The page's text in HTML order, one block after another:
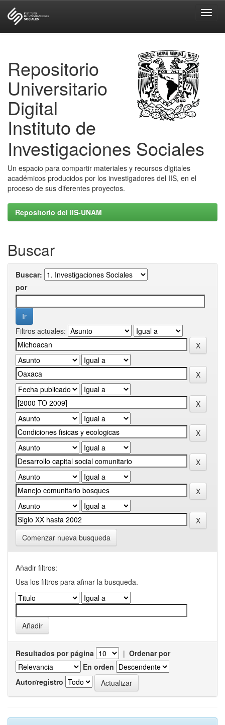
Repositorio
Universitario
Digital
Instituto de
Investigaciones Sociales
Un espacio para compartir materiales y recursos digitales
académicos producidos por los investigadores del IIS, en el
proceso de sus diferentes proyectos.
Repositorio del IIS-UNAM
Buscar
Buscar:
por
Filtros actuales:
Comenzar nueva busqueda
Añadir filtros:
Usa los filtros para afinar la busqueda.
Resultados por página | Ordenar por
En orden
Autor/registro